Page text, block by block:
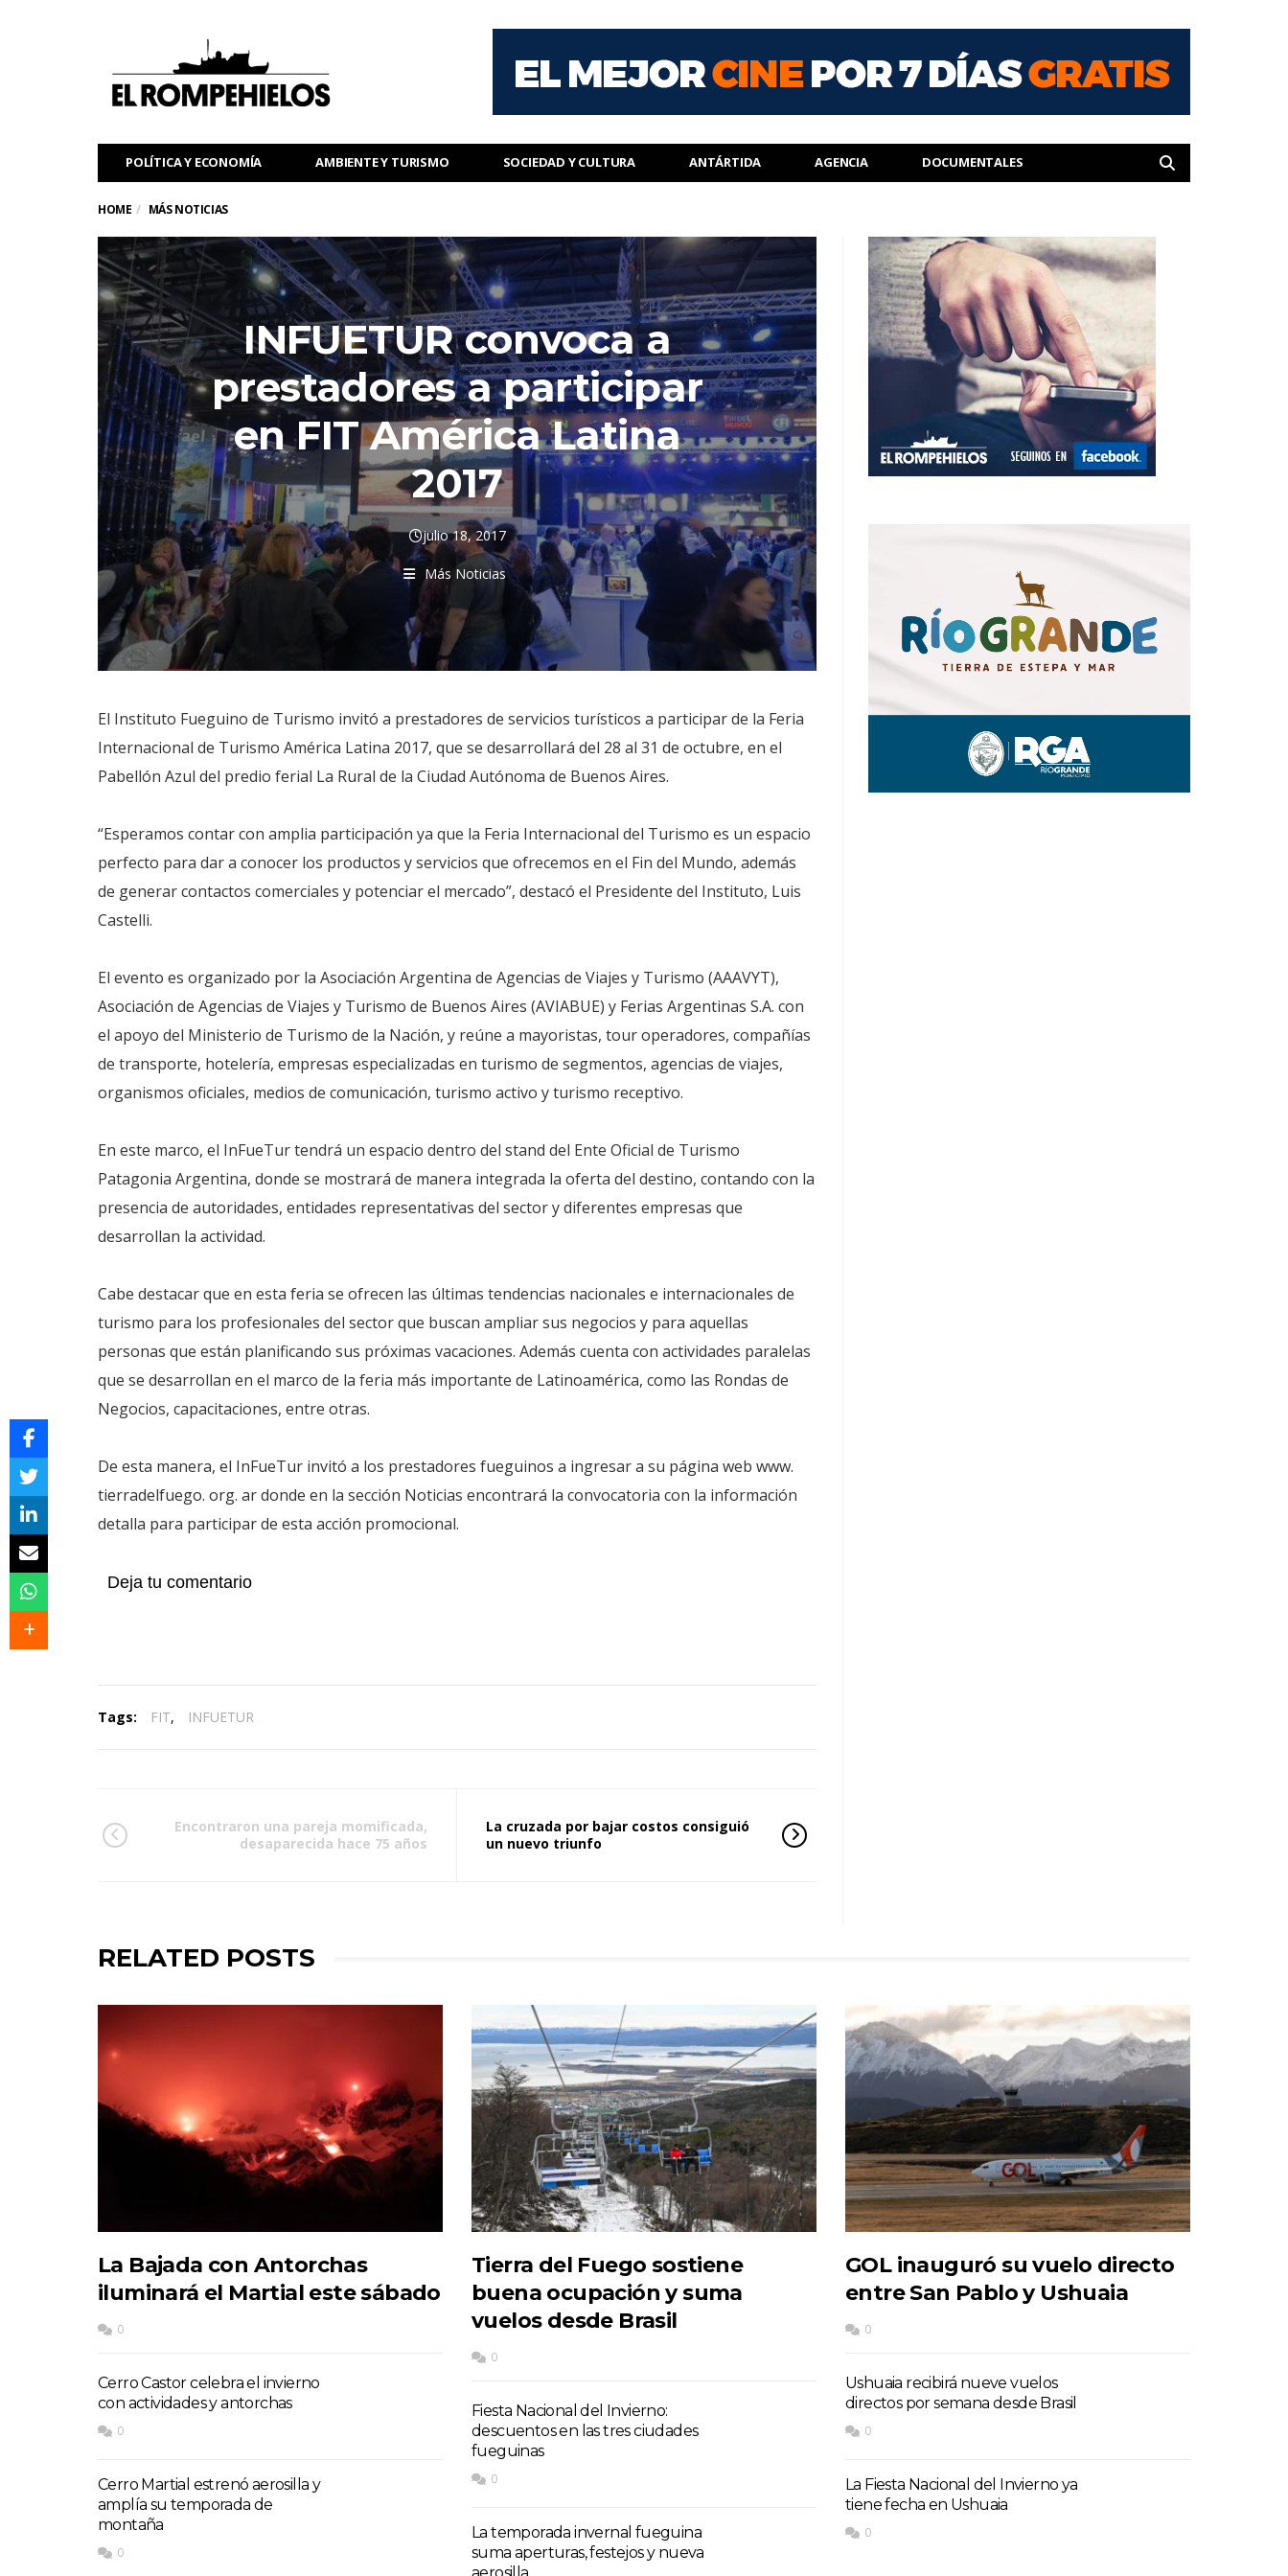
POLÍTICA Y ECONOMÍA AMBIENTE Y TURISMO SOCIEDAD Y CULTURA ANTÁRTIDA AGENCIA DOCUMENTALES
HOME MÁS NOTICIAS
INFUETUR convoca a
prestadores a participar
en FIT América Latina
2017
julio 18, 2017
Más Noticias
El Instituto Fueguino de Turismo invitó a prestadores de servicios turísticos a participar de la Feria
Internacional de Turismo América Latina 2017, que se desarrollará del 28 al 31 de octubre, en el
Pabellón Azul del predio ferial La Rural de la Ciudad Autónoma de Buenos Aires.
“Esperamos contar con amplia participación ya que la Feria Internacional del Turismo es un espacio
perfecto para dar a conocer los productos y servicios que ofrecemos en el Fin del Mundo, además
de generar contactos comerciales y potenciar el mercado”, destacó el Presidente del Instituto, Luis
Castelli.
El evento es organizado por la Asociación Argentina de Agencias de Viajes y Turismo (AAAVYT),
Asociación de Agencias de Viajes y Turismo de Buenos Aires (AVIABUE) y Ferias Argentinas S.A. con
el apoyo del Ministerio de Turismo de la Nación, y reúne a mayoristas, tour operadores, compañías
de transporte, hotelería, empresas especializadas en turismo de segmentos, agencias de viajes,
organismos oficiales, medios de comunicación, turismo activo y turismo receptivo.
En este marco, el InFueTur tendrá un espacio dentro del stand del Ente Oficial de Turismo
Patagonia Argentina, donde se mostrará de manera integrada la oferta del destino, contando con la
presencia de autoridades, entidades representativas del sector y diferentes empresas que
desarrollan la actividad.
Cabe destacar que en esta feria se ofrecen las últimas tendencias nacionales e internacionales de
turismo para los profesionales del sector que buscan ampliar sus negocios y para aquellas
personas que están planificando sus próximas vacaciones. Además cuenta con actividades paralelas
que se desarrollan en el marco de la feria más importante de Latinoamérica, como las Rondas de
Negocios, capacitaciones, entre otras.
De esta manera, el InFueTur invitó a los prestadores fueguinos a ingresar a su página web www.
tierradelfuego. org. ar donde en la sección Noticias encontrará la convocatoria con la información
detalla para participar de esta acción promocional.
Deja tu comentario
Tags: FIT, INFUETUR
Encontraron una pareja momificada,
desaparecida hace 75 años
La cruzada por bajar costos consiguió
un nuevo triunfo
RELATED POSTS
La Bajada con Antorchas
iluminará el Martial este sábado
0
Cerro Castor celebra el invierno
con actividades y antorchas
0
Cerro Martial estrenó aerosilla y
amplía su temporada de
montaña
0
Tierra del Fuego sostiene
buena ocupación y suma
vuelos desde Brasil
0
Fiesta Nacional del Invierno:
descuentos en las tres ciudades
fueguinas
0
La temporada invernal fueguina
suma aperturas, festejos y nueva
GOL inauguró su vuelo directo
entre San Pablo y Ushuaia
0
Ushuaia recibirá nueve vuelos
directos por semana desde Brasil
0
La Fiesta Nacional del Invierno ya
tiene fecha en Ushuaia
0